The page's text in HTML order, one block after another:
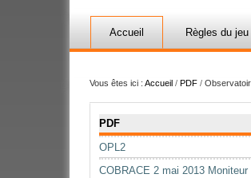
Accueil Règles du jeu
Vous êtes ici : Accueil / PDF /
PDF
OPL2
COBRACE 2 mai 2013 Moniteur